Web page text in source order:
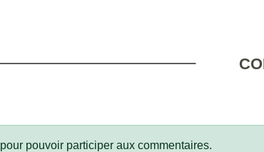
pour pouvoir participer aux commentaires.